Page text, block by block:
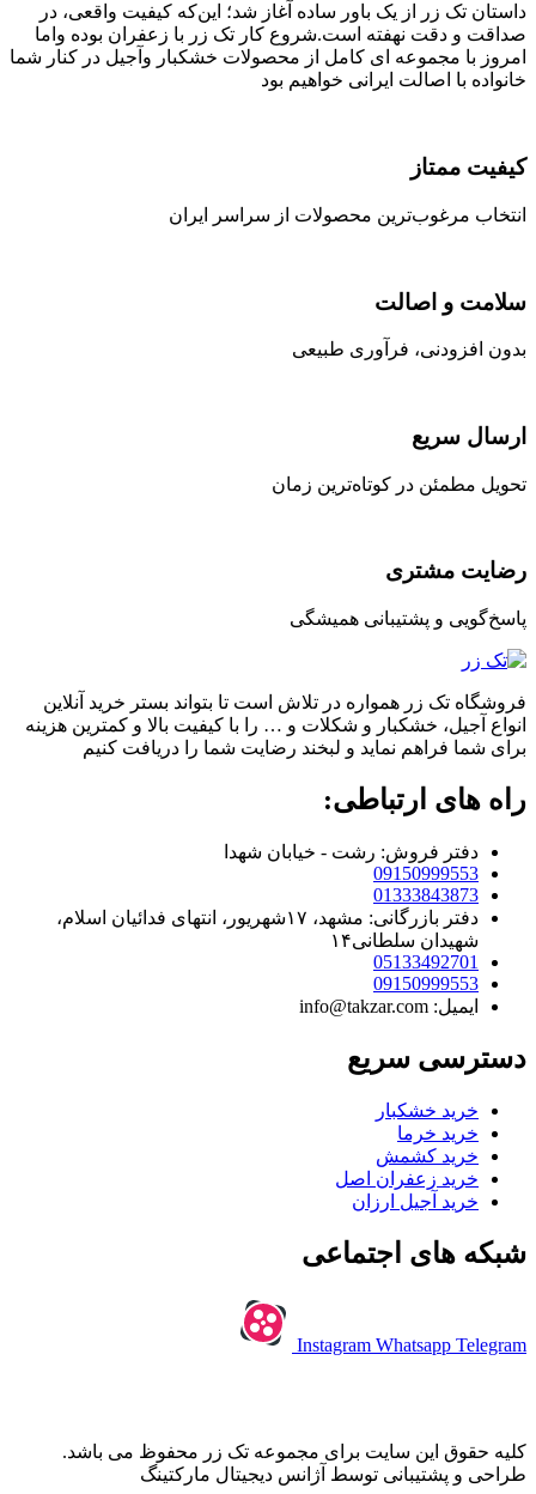
داستان تک زر از یک باور ساده آغاز شد؛ این‌که کیفیت واقعی، در
صداقت و دقت نهفته است.شروع کار تک زر با زعفران بوده واما
امروز با مجموعه ای کامل از محصولات خشکبار وآجیل در کنار شما
خانواده با اصالت ایرانی خواهیم بود
کیفیت ممتاز
انتخاب مرغوب‌ترین محصولات از سراسر ایران
سلامت و اصالت
بدون افزودنی، فرآوری طبیعی
ارسال سریع
تحویل مطمئن در کوتاه‌ترین زمان
رضایت مشتری
پاسخ‌گویی و پشتیبانی همیشگی
فروشگاه تک زر همواره در تلاش است تا بتواند بستر خرید آنلاین
انواع آجیل، خشکبار و شکلات و … را با کیفیت بالا و کمترین هزینه
برای شما فراهم نماید و لبخند رضایت شما را دریافت کنیم
راه های ارتباطی:
دفتر فروش: رشت - خیابان شهدا
09150999553
01333843873
دفتر بازرگانی: مشهد، ۱۷شهریور، انتهای فدائیان اسلام،
شهیدان سلطانی۱۴
05133492701
09150999553
ایمیل: info@takzar.com
دسترسی سریع
خرید خشکبار
خرید خرما
خرید کشمش
خرید زعفران اصل
خرید آجیل ارزان
شبکه های اجتماعی
Instagram Whatsapp Telegram
کلیه حقوق این سایت برای مجموعه تک زر محفوظ می باشد.
طراحی و پشتیبانی توسط آژانس دیجیتال مارکتینگ